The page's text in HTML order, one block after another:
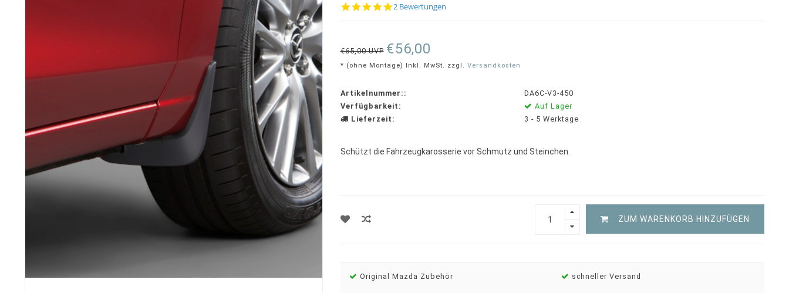
5.0
2 Bewertungen
€65,00 UVP €56,00
* (ohne Montage) Inkl. MwSt. zzgl. Versandkosten
Artikelnummer::
DA6C-V3-450
Verfügbarkeit:
Auf Lager
Lieferzeit:
3 - 5 Werktage
Schützt die Fahrzeugkarosserie vor Schmutz und Steinchen.
ZUM WARENKORB HINZUFÜGEN
Original Mazda Zubehör schneller Versand